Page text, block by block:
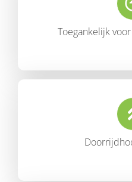
Toegankelijk